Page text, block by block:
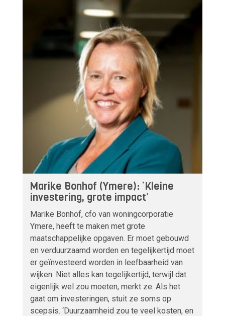
Marike Bonhof (Ymere): ‘Kleine
investering, grote impact’
Marike Bonhof, cfo van woningcorporatie
Ymere, heeft te maken met grote
maatschappelijke opgaven. Er moet gebouwd
en verduurzaamd worden en tegelijkertijd moet
er geïnvesteerd worden in leefbaarheid van
wijken. Niet alles kan tegelijkertijd, terwijl dat
eigenlijk wel zou moeten, merkt ze. Als het
gaat om investeringen, stuit ze soms op
scepsis. ‘Duurzaamheid zou te veel kosten, en